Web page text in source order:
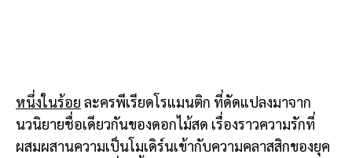
หนึ่งในร้อย ละครพีเรียดโรแมนติก ที่ดัดแปลงมาจาก
นวนิยายชื่อเดียวกันของดอกไม้สด เรื่องราวความรักที่
ผสมผสานความเป็นโมเดิร์นเข้ากับความคลาสสิกของยุค